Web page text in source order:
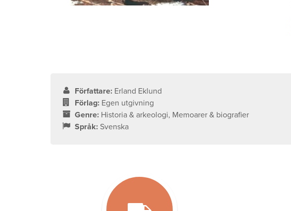
Författare: Erland Eklund
Förlag: Egen utgivning
Genre: Historia & arkeologi, Memoarer & biografier
Språk: Svenska